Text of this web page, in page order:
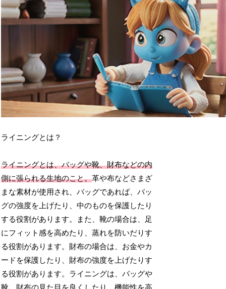
ライニングとは？
ライニングとは、バッグや靴、財布などの内
側に張られる生地のこと。革や布などさまざ
まな素材が使用され、バッグであれば、バッ
グの強度を上げたり、中のものを保護したり
する役割があります。また、靴の場合は、足
にフィット感を高めたり、蒸れを防いだりす
る役割があります。財布の場合は、お金やカ
ードを保護したり、財布の強度を上げたりす
る役割があります。ライニングは、バッグや